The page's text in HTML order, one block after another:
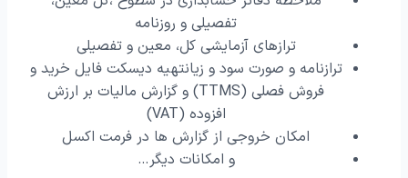
تفصیلی و روزنامه
ترازهای آزمایشی کل، معین و تفصیلی
ترازنامه و صورت سود و زیانتهیه دیسکت فایل خرید و
فروش فصلی (TTMS) و گزارش مالیات بر ارزش
افزوده (VAT)
امکان خروجی از گزارش ها در فرمت اکسل
و امکانات دیگر…